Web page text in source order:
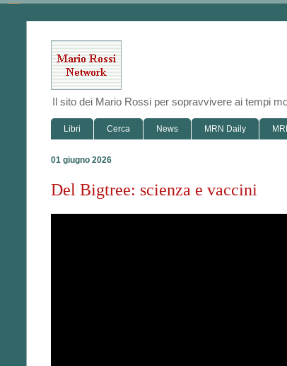
Il sito dei Mario Rossi per sopravvivere ai tempi
Libri Cerca News MRN Daily
01 giugno 2026
Del Bigtree: scienza e vaccini